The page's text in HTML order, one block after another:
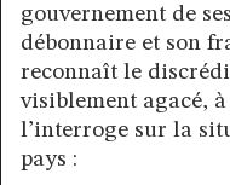
gouvernement de
débonnaire et son
reconnaît le
visiblement agacé,
l’interroge sur la
pays :